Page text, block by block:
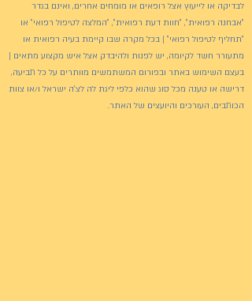
לבדיקה או לייעוץ אצל רופאים או מומחים אחרים, ואינם בגדר
"אבחנה רפואית", "חוות דעת רפואית", "המלצה לטיפול רפואי" או
"תחליף לטיפול רפואי" | בכל מקרה שבו קיימת בעיה רפואית או
מתעורר חשד לקיומה, יש לפנות ולהיבדק אצל איש מקצוע מתאים |
בעצם השימוש באתר ובפורום המשתמשים מוותרים על כל תביעה,
דרישה או טענה מכל סוג שהוא כלפי ליגת לה לצ'ה ישראל ו/או צוות
הכותבים, העורכים והיועצים של האתר.